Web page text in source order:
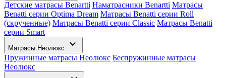
Детские матрасы Benartti Наматрасники Benartti Матрасы
Benatti серии Optima Dream Матрасы Benatti серии Roll
(скрученные) Матрасы Benatti серии Classic Матрасы Benatti
серии Smart
Матрасы Неолюкс
Пружинные матрасы Неолюкс Беспружинные матрасы
Неолюкс